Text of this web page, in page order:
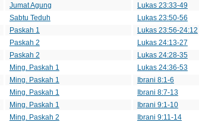
Jumat Agung Lukas 23:33-49
Sabtu Teduh Lukas 23:50-56
Paskah 1 Lukas 23:56-24:12
Paskah 2 Lukas 24:13-27
Paskah 2 Lukas 24:28-35
Ming. Paskah 1 Lukas 24:36-53
Ming. Paskah 1 Ibrani 8:1-6
Ming. Paskah 1 Ibrani 8:7-13
Ming. Paskah 1 Ibrani 9:1-10
Ming. Paskah 2 Ibrani 9:11-14